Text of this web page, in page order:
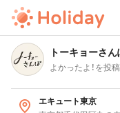
トーキョーさん
よかったよ！を投
エキュート東京